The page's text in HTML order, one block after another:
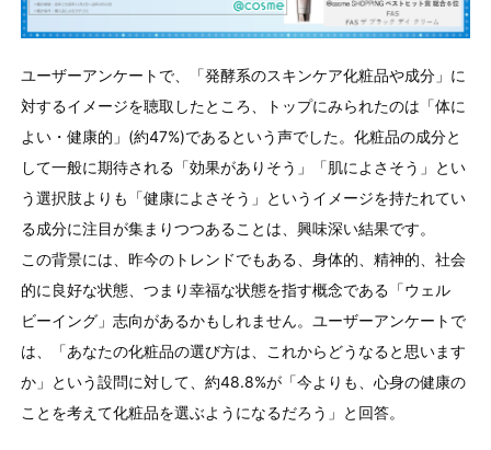
ユーザーアンケートで、「発酵系のスキンケア化粧品や成分」に
対するイメージを聴取したところ、トップにみられたのは「体に
よい・健康的」(約47%)であるという声でした。化粧品の成分と
して一般に期待される「効果がありそう」「肌によさそう」とい
う選択肢よりも「健康によさそう」というイメージを持たれてい
る成分に注目が集まりつつあることは、興味深い結果です。
この背景には、昨今のトレンドでもある、身体的、精神的、社会
的に良好な状態、つまり幸福な状態を指す概念である「ウェル
ビーイング」志向があるかもしれません。ユーザーアンケートで
は、「あなたの化粧品の選び方は、これからどうなると思います
か」という設問に対して、約48.8%が「今よりも、心身の健康の
ことを考えて化粧品を選ぶようになるだろう」と回答。